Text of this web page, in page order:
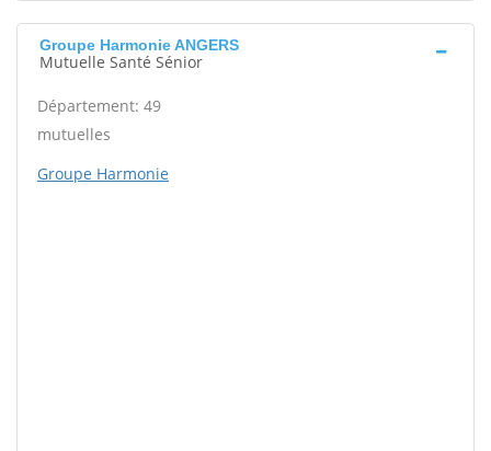
Groupe Harmonie ANGERS
Mutuelle Santé Sénior
Département: 49
mutuelles
Groupe Harmonie